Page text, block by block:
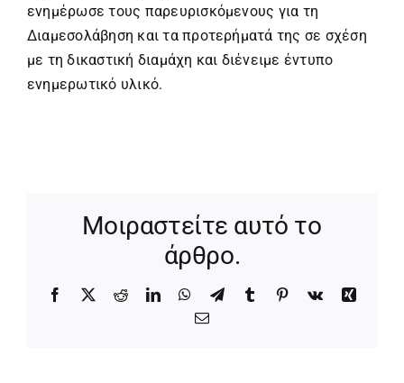
ενημέρωσε τους παρευρισκόμενους για τη
Διαμεσολάβηση και τα προτερήματά της σε σχέση
με τη δικαστική διαμάχη και διένειμε έντυπο
ενημερωτικό υλικό.
Μοιραστείτε αυτό το
άρθρο.
Facebook
X RedditLinkedInWhatsApp
TelegramTumblr Pinterest
Vk
Xing
Email